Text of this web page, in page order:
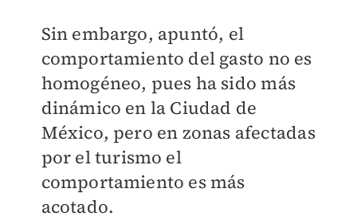
Sin embargo, apuntó, el
comportamiento del gasto no es
homogéneo, pues ha sido más
dinámico en la Ciudad de
México, pero en zonas afectadas
por el turismo el
comportamiento es más
acotado.